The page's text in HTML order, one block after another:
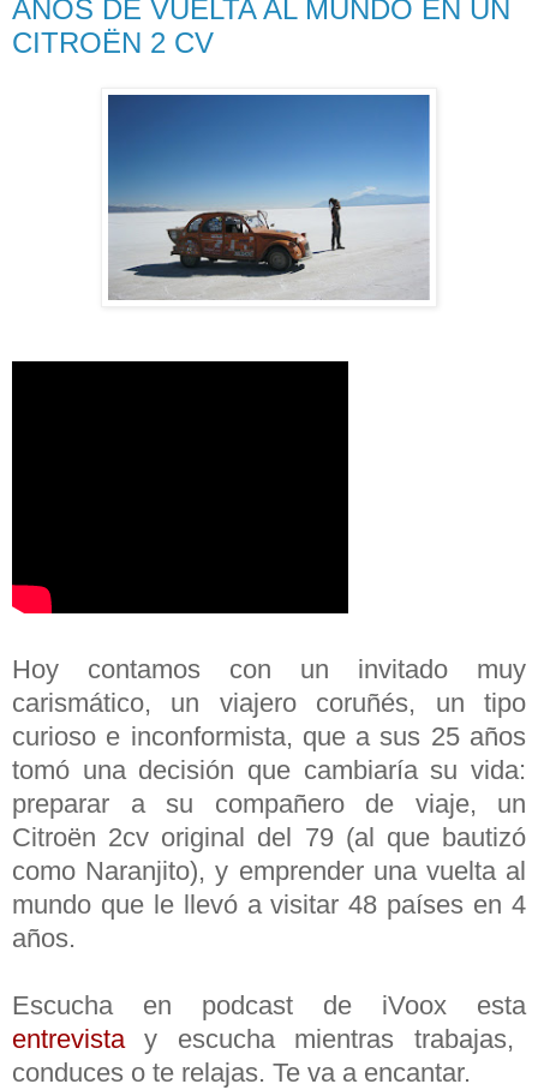
AÑOS DE VUELTA AL MUNDO EN UN
CITROËN 2 CV
Hoy contamos con un invitado muy
carismático, un viajero coruñés, un tipo
curioso e inconformista, que a sus 25 años
tomó una decisión que cambiaría su vida:
preparar a su compañero de viaje, un
Citroën 2cv original del 79 (al que bautizó
como Naranjito), y emprender una vuelta al
mundo que le llevó a visitar 48 países en 4
años.
Escucha en podcast de iVoox esta
entrevista
y escucha mientras trabajas,
conduces o te relajas. Te va a encantar.